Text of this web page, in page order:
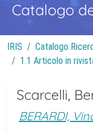
Catalogo
IRIS Catalogo
1.1 Articolo in
Scarcelli,
BERARDI,